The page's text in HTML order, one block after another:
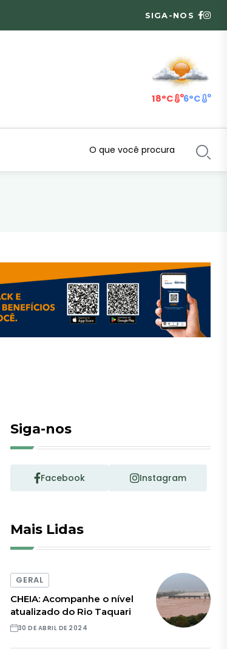
SIGA-NOS
18°C 6°C
Siga-nos
Facebook Instagram
Mais Lidas
GERAL
CHEIA: Acompanhe o nível
atualizado do Rio Taquari
30 DE ABRIL DE 2024